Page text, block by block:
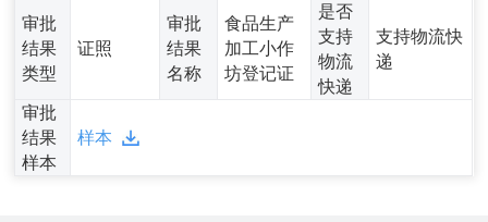
审批
结果
类型
证照
审批
结果
名称
食品生产
加工小作
坊登记证
是否
支持
物流
快递
支持物流快
递
审批
结果
样本
样本